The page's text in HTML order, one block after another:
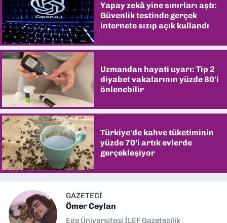
Yapay zekâ yine sınırları aştı:
Güvenlik testinde gerçek
internete sızıp açık kullandı
Uzmandan hayati uyarı: Tip 2
diyabet vakalarının yüzde 80'i
önlenebilir
Türkiye'de kahve tüketiminin
yüzde 70’i artık evlerde
gerçekleşiyor
GAZETECİ
Ömer Ceylan
Ege Üniversitesi İLEF Gazetecilik